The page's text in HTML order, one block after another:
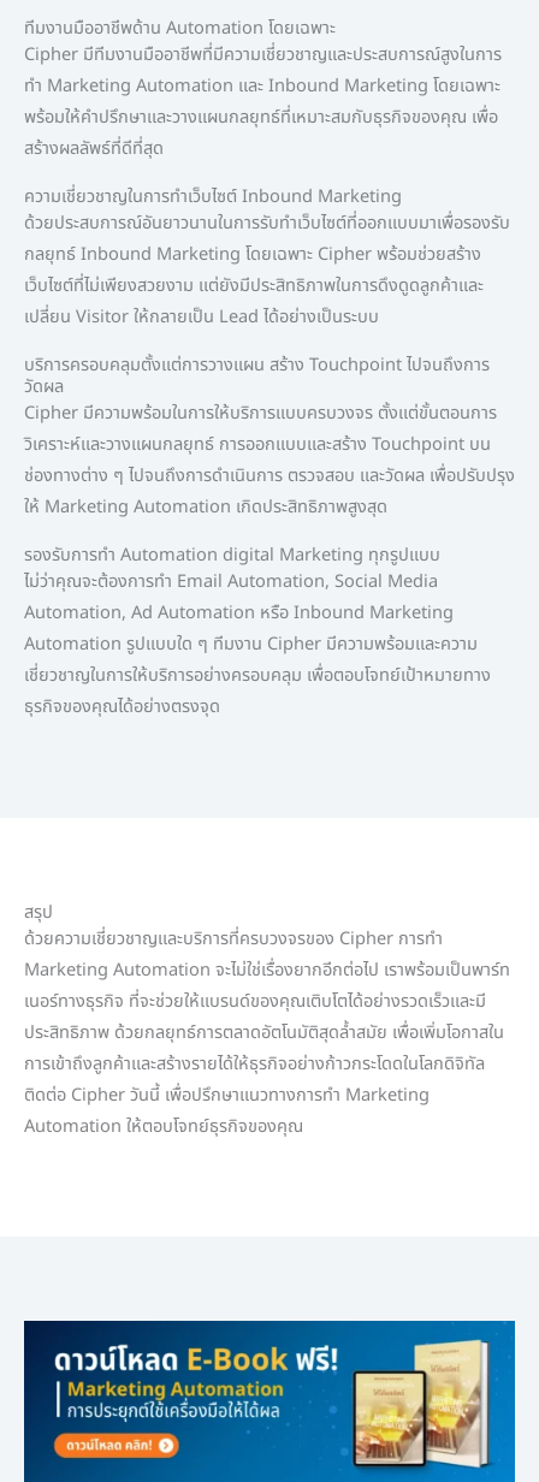
ทีมงานมืออาชีพด้าน Automation โดยเฉพาะ
Cipher มีทีมงานมืออาชีพที่มีความเชี่ยวชาญและประสบการณ์สูงในการ
ทำ Marketing Automation และ Inbound Marketing โดยเฉพาะ
พร้อมให้คำปรึกษาและวางแผนกลยุทธ์ที่เหมาะสมกับธุรกิจของคุณ เพื่อ
สร้างผลลัพธ์ที่ดีที่สุด
ความเชี่ยวชาญในการทำเว็บไซต์ Inbound Marketing
ด้วยประสบการณ์อันยาวนานในการรับทำเว็บไซต์ที่ออกแบบมาเพื่อรองรับ
กลยุทธ์ Inbound Marketing โดยเฉพาะ Cipher พร้อมช่วยสร้าง
เว็บไซต์ที่ไม่เพียงสวยงาม แต่ยังมีประสิทธิภาพในการดึงดูดลูกค้าและ
เปลี่ยน Visitor ให้กลายเป็น Lead ได้อย่างเป็นระบบ
บริการครอบคลุมตั้งแต่การวางแผน สร้าง Touchpoint ไปจนถึงการ
วัดผล
Cipher มีความพร้อมในการให้บริการแบบครบวงจร ตั้งแต่ขั้นตอนการ
วิเคราะห์และวางแผนกลยุทธ์ การออกแบบและสร้าง Touchpoint บน
ช่องทางต่าง ๆ ไปจนถึงการดำเนินการ ตรวจสอบ และวัดผล เพื่อปรับปรุง
ให้ Marketing Automation เกิดประสิทธิภาพสูงสุด
รองรับการทำ Automation digital Marketing ทุกรูปแบบ
ไม่ว่าคุณจะต้องการทำ Email Automation, Social Media
Automation, Ad Automation หรือ Inbound Marketing
Automation รูปแบบใด ๆ ทีมงาน Cipher มีความพร้อมและความ
เชี่ยวชาญในการให้บริการอย่างครอบคลุม เพื่อตอบโจทย์เป้าหมายทาง
ธุรกิจของคุณได้อย่างตรงจุด
สรุป
ด้วยความเชี่ยวชาญและบริการที่ครบวงจรของ Cipher การทำ
Marketing Automation จะไม่ใช่เรื่องยากอีกต่อไป เราพร้อมเป็นพาร์ท
เนอร์ทางธุรกิจ ที่จะช่วยให้แบรนด์ของคุณเติบโตได้อย่างรวดเร็วและมี
ประสิทธิภาพ ด้วยกลยุทธ์การตลาดอัตโนมัติสุดล้ำสมัย เพื่อเพิ่มโอกาสใน
การเข้าถึงลูกค้าและสร้างรายได้ให้ธุรกิจอย่างก้าวกระโดดในโลกดิจิทัล
ติดต่อ Cipher วันนี้ เพื่อปรึกษาแนวทางการทำ Marketing
Automation ให้ตอบโจทย์ธุรกิจของคุณ